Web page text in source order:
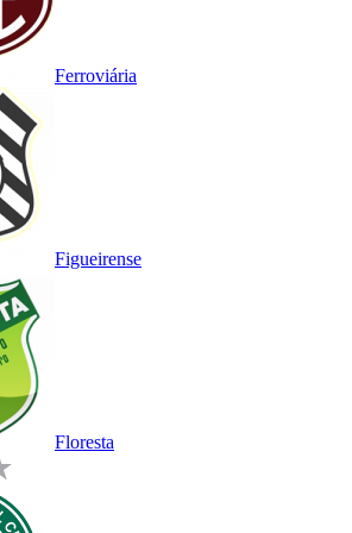
Ferroviária
Figueirense
Floresta